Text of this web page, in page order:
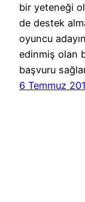
bir yeteneği
de destek
oyuncu
edinmiş olan
başvuru
6 Temmuz